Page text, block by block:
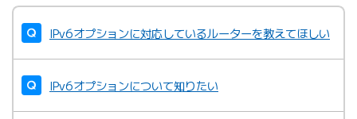
IPv6オプションに対応しているルーターを教えてほしい
IPv6オプションについて知りたい